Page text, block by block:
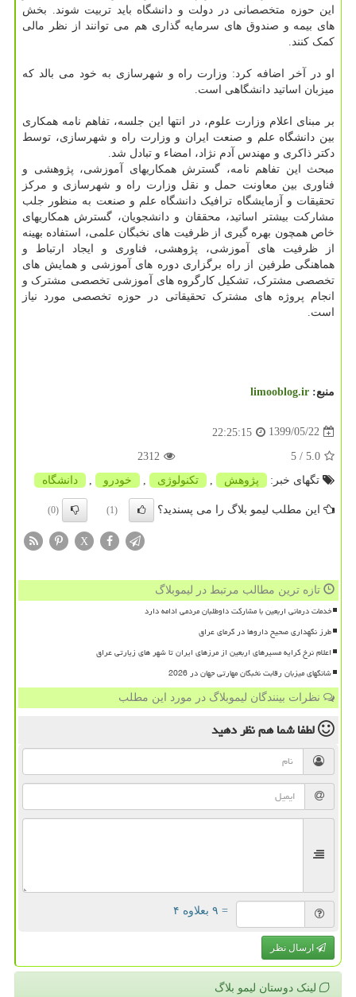
این حوزه متخصصانی در دولت و دانشگاه باید تربیت شوند. بخش
های بیمه و صندوق های سرمایه گذاری هم می توانند از نظر مالی
کمک کنند.
او در آخر اضافه کرد: وزارت راه و شهرسازی به خود می بالد که
میزبان اساتید دانشگاهی است.
بر مبنای اعلام وزارت علوم، در انتها این جلسه، تفاهم نامه همکاری
بین دانشگاه علم و صنعت ایران و وزارت راه و شهرسازی، توسط
دکتر ذاکری و مهندس آدم نژاد، امضاء و تبادل شد.
مبحث این تفاهم نامه، گسترش همکاریهای آموزشی، پژوهشی و
فناوری بین معاونت حمل و نقل وزارت راه و شهرسازی و مرکز
تحقیقات و آزمایشگاه ترافیک دانشگاه علم و صنعت به منظور جلب
مشارکت بیشتر اساتید، محققان و دانشجویان، گسترش همکاریهای
خاص همچون بهره گیری از ظرفیت های نخبگان علمی، استفاده بهینه
از ظرفیت های آموزشی، پژوهشی، فناوری و ایجاد ارتباط و
هماهنگی طرفین از راه برگزاری دوره های آموزشی و همایش های
تخصصی مشترک، تشکیل کارگروه های آموزشی تخصصی مشترک و
انجام پروژه های مشترک تحقیقاتی در حوزه تخصصی مورد نیاز
است.
منبع: limooblog.ir
1399/05/22
22:25:15
5.0
/ 5
2312
تگهای خبر:
پژوهش تكنولوژی خودرو دانشگاه
این مطلب لیمو بلاگ را می پسندید؟ (1)
(0)
X
تازه ترین مطالب مرتبط در لیموبلاگ
خدمات درمانی اربعین با مشارکت داوطلبان مردمی ادامه دارد
طرز نگهداری صحیح داروها در گرمای عراق
اعلام نرخ کرایه مسیرهای اربعین از مرزهای ایران تا شهر های زیارتی عراق
شانگهای میزبان رقابت نخبگان مهارتی جهان در 2026
نظرات بینندگان لیموبلاگ در مورد این مطلب
لطفا شما همنظر دهید
= ۹ بعلاوه ۴
ارسال نظر
لینک دوستان لیمو بلاگ